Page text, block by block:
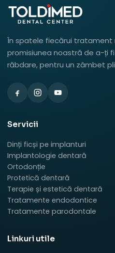
În spatele fiecărui tratament
promisiunea noastră de a-ți
răbdare, pentru un zâmbet
Servicii
Dinți ficși pe implanturi
Implantologie dentară
Ortodonție
Protetică dentară
Terapie și estetică dentară
Tratamente endodontice
Tratamente parodontale
Linkuri utile